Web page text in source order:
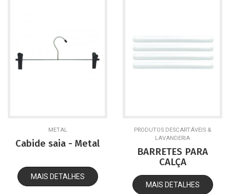
METAL
Cabide saia - Metal
MAIS DETALHES
PRODUTOS DESCARTÁVEIS &
LAVANDERIA
BARRETES PARA
CALÇA
MAIS DETALHES